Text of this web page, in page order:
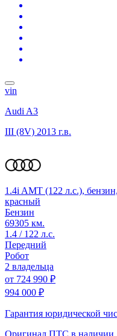
vin
Audi A3
III (8V) 2013 г.в.
1.4i AMT (122 л.с.),
красный
Бензин
69305 км.
1.4 / 122 л.с.
Передний
Робот
2 владельца
от 724 990 ₽
994 000 ₽
Гарантия юридической
Оригинал ПТС в наличии